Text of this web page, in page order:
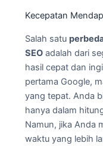
Kecepatan
Salah satu
SEO adalah dari
hasil cepat dan
pertama Google,
yang tepat. Anda
hanya dalam
Namun, jika Anda
waktu yang lebih